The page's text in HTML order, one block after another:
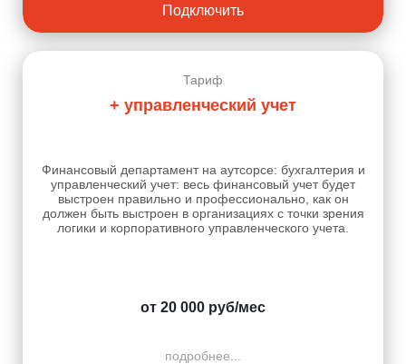
Подключить
Тариф
+ управленческий учет
Финансовый департамент на аутсорсе: бухгалтерия и
управленческий учет: весь финансовый учет будет
выстроен правильно и профессионально, как он
должен быть выстроен в организациях с точки зрения
логики и корпоративного управленческого учета.
от 20 000 руб/мес
подробнее...